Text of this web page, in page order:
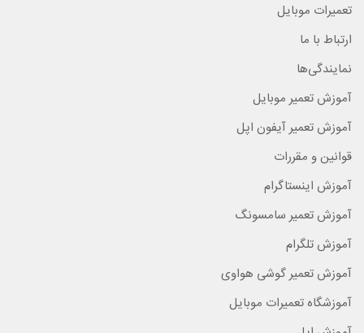
تعمیرات موبایل
ارتباط با ما
نمایندگی‌ها
آموزش تعمیر موبایل
آموزش تعمیر آیفون اپل
قوانین و مقررات
آموزش اینستاگرام
آموزش تعمیر سامسونگ
آموزش تلگرام
آموزش تعمیر گوشی هواوی
آموزشگاه تعمیرات موبایل